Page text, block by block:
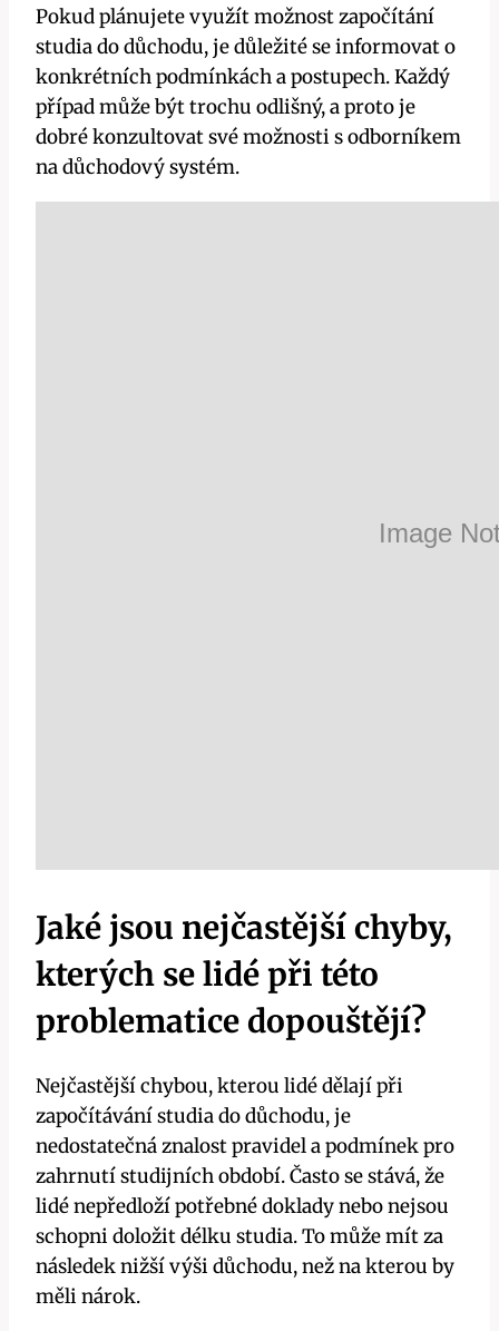
Pokud plánujete využít možnost započítání
studia do důchodu, je důležité se informovat o
konkrétních podmínkách a postupech. Každý
případ může být trochu odlišný, a proto je
dobré konzultovat své možnosti s odborníkem
na důchodový systém.
Jaké jsou nejčastější chyby,
kterých se lidé při této
problematice dopouštějí?
Nejčastější chybou, kterou lidé dělají při
započítávání studia do důchodu, je
nedostatečná znalost pravidel a podmínek pro
zahrnutí studijních období. Často se stává, že
lidé nepředloží potřebné doklady nebo nejsou
schopni doložit délku studia. To může mít za
následek nižší výši důchodu, než na kterou by
měli nárok.